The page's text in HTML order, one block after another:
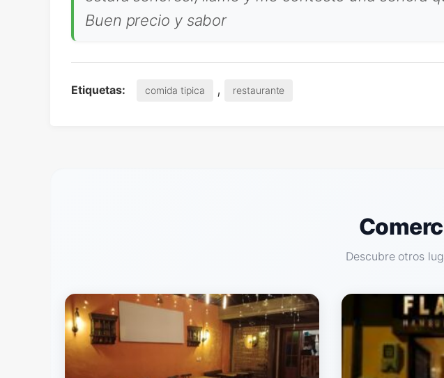
Buen precio y sabor
Etiquetas: comida tipica , restaurante
Descubre otros